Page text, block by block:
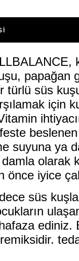
papağan
türlü süs
için
suyuna ya
olarak
önce iyice
süs
ediniz.